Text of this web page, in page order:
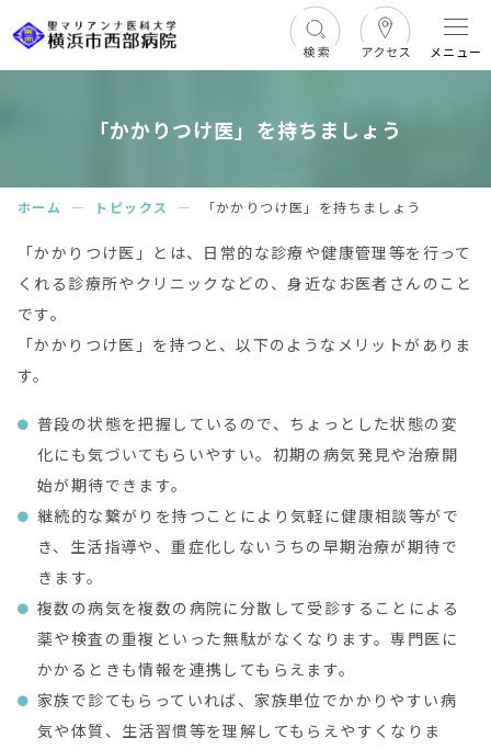
メニュー
「かかりつけ医」を持ちましょう
ホーム ー トピックス ー 「かかりつけ医」を持ちましょう
「かかりつけ医」とは、日常的な診療や健康管理等を行って
くれる診療所やクリニックなどの、身近なお医者さんのこと
です。
「かかりつけ医」を持つと、以下のようなメリットがありま
す。
普段の状態を把握しているので、ちょっとした状態の変
化にも気づいてもらいやすい。初期の病気発見や治療開
始が期待できます。
継続的な繋がりを持つことにより気軽に健康相談等がで
き、生活指導や、重症化しないうちの早期治療が期待で
きます。
複数の病気を複数の病院に分散して受診することによる
薬や検査の重複といった無駄がなくなります。専門医に
かかるときも情報を連携してもらえます。
家族で診てもらっていれば、家族単位でかかりやすい病
気や体質、生活習慣等を理解してもらえやすくなりま